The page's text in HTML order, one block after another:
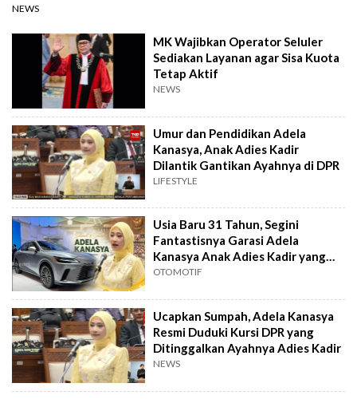
NEWS
MK Wajibkan Operator Seluler
Sediakan Layanan agar Sisa Kuota
Tetap Aktif
NEWS
Umur dan Pendidikan Adela
Kanasya, Anak Adies Kadir
Dilantik Gantikan Ayahnya di DPR
LIFESTYLE
Usia Baru 31 Tahun, Segini
Fantastisnya Garasi Adela
Kanasya Anak Adies Kadir yang
Jadi Anggota DPR
OTOMOTIF
Ucapkan Sumpah, Adela Kanasya
Resmi Duduki Kursi DPR yang
Ditinggalkan Ayahnya Adies Kadir
NEWS